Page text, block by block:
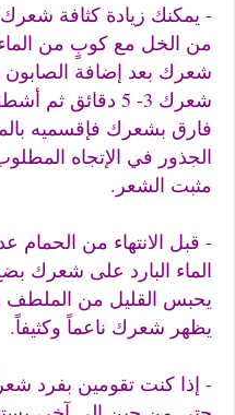
- يمكنك زيادة كثافة
من الخل مع كوبٍ من الماء
شعرك بعد إضافة
شعرك 3- 5 دقائق ثم أشطفيه.
فارق بشعرك فإقسميه
الجذور في الإتجاه
مثبت الشعر.
- قبل الانتهاء من
الماء البارد على شعرك
يحبس القليل من
يظهر شعرك ناعماً وكثيفاً.
- إذا كنت تقومين بفرد